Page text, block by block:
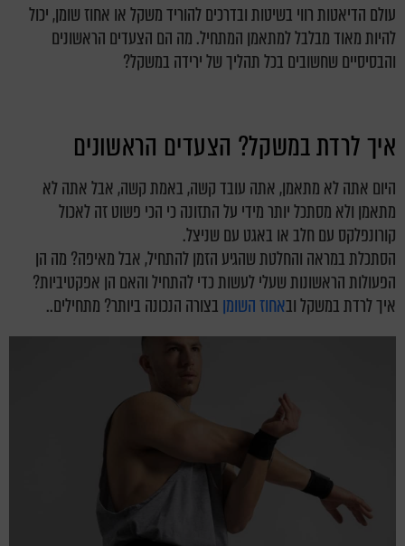
עולם הדיאטות רווי בשיטות ובדרכים להוריד משקל או אחוז שומן, יכול
להיות מאוד מבלבל למתאמן המתחיל. מה הם הצעדים הראשונים
והבסיסיים שחשובים בכל תהליך של ירידה במשקל?
איך לרדת במשקל? הצעדים הראשונים
היום אתה לא מתאמן, אתה עובד קשה, באמת קשה, אבל אתה לא
מתאמן ולא מסתכל יותר מידי על התזונה כי הכי פשוט זה לאכול
קורונפלקס עם חלב או באגט עם שניצל.
הסתכלת במראה והחלטת שהגיע הזמן להתחיל, אבל מאיפה? מה הן
הפעולות הראשונות שעלי לעשות כדי להתחיל והאם הן אפקטיביות?
איך לרדת במשקל ובאחוז השומן בצורה הנכונה ביותר? מתחילים..